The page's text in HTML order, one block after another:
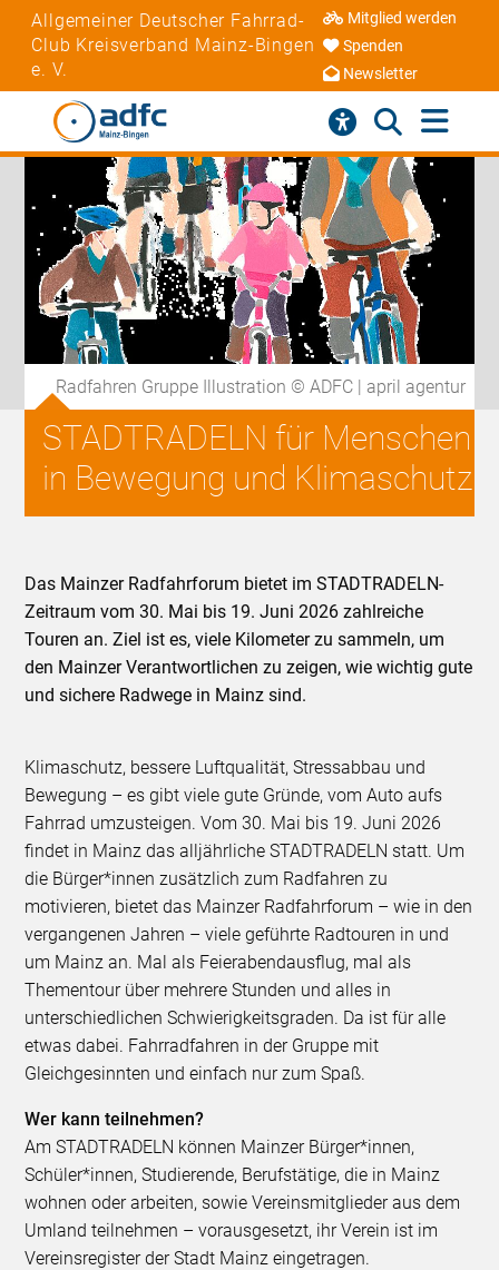
Allgemeiner Deutscher Fahrrad-
Club Kreisverband Mainz-Bingen
e. V.
Mitglied werden
Spenden
Newsletter
Radfahren Gruppe Illustration © ADFC | april agentur
STADTRADELN für Menschen
in Bewegung und Klimaschutz
Das Mainzer Radfahrforum bietet im STADTRADELN-
Zeitraum vom 30. Mai bis 19. Juni 2026 zahlreiche
Touren an. Ziel ist es, viele Kilometer zu sammeln, um
den Mainzer Verantwortlichen zu zeigen, wie wichtig gute
und sichere Radwege in Mainz sind.
Klimaschutz, bessere Luftqualität, Stressabbau und
Bewegung – es gibt viele gute Gründe, vom Auto aufs
Fahrrad umzusteigen. Vom 30. Mai bis 19. Juni 2026
findet in Mainz das alljährliche STADTRADELN statt. Um
die Bürger*innen zusätzlich zum Radfahren zu
motivieren, bietet das Mainzer Radfahrforum – wie in den
vergangenen Jahren – viele geführte Radtouren in und
um Mainz an. Mal als Feierabendausflug, mal als
Thementour über mehrere Stunden und alles in
unterschiedlichen Schwierigkeitsgraden. Da ist für alle
etwas dabei. Fahrradfahren in der Gruppe mit
Gleichgesinnten und einfach nur zum Spaß.
Wer kann teilnehmen?
Am STADTRADELN können Mainzer Bürger*innen,
Schüler*innen, Studierende, Berufstätige, die in Mainz
wohnen oder arbeiten, sowie Vereinsmitglieder aus dem
Umland teilnehmen – vorausgesetzt, ihr Verein ist im
Vereinsregister der Stadt Mainz eingetragen.